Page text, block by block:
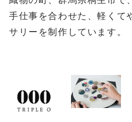
手仕事を合わせた、軽くて
サリーを制作しています。